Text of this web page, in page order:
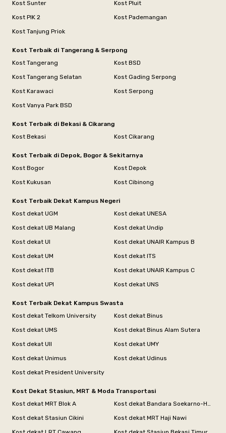
Kost Sunter
Kost Pluit
Kost PIK 2
Kost Pademangan
Kost Tanjung Priok
Kost Terbaik di Tangerang & Serpong
Kost Tangerang
Kost BSD
Kost Tangerang Selatan
Kost Gading Serpong
Kost Karawaci
Kost Serpong
Kost Vanya Park BSD
Kost Terbaik di Bekasi & Cikarang
Kost Bekasi
Kost Cikarang
Kost Terbaik di Depok, Bogor & Sekitarnya
Kost Bogor
Kost Depok
Kost Kukusan
Kost Cibinong
Kost Terbaik Dekat Kampus Negeri
Kost dekat UGM
Kost dekat UNESA
Kost dekat UB Malang
Kost dekat Undip
Kost dekat UI
Kost dekat UNAIR Kampus B
Kost dekat UM
Kost dekat ITS
Kost dekat ITB
Kost dekat UNAIR Kampus C
Kost dekat UPI
Kost dekat UNS
Kost Terbaik Dekat Kampus Swasta
Kost dekat Telkom University
Kost dekat Binus
Kost dekat UMS
Kost dekat Binus Alam Sutera
Kost dekat UII
Kost dekat UMY
Kost dekat Unimus
Kost dekat Udinus
Kost dekat President University
Kost Dekat Stasiun, MRT & Moda Transportasi
Kost dekat MRT Blok A
Kost dekat Bandara Soekarno-Hatta
Kost dekat Stasiun Cikini
Kost dekat MRT Haji Nawi